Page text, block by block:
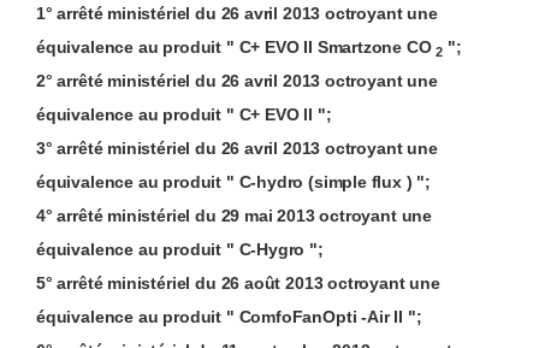
1°arrêté ministériel du 26 avril 2013octroyant une
équivalence au produit " C+ EVO II Smartzone CO2 ";
2°arrêté ministériel du 26 avril 2013octroyant une
équivalence au produit " C+ EVO II ";
3°arrêté ministériel du 26 avril 2013octroyant une
équivalence au produit " C-hydro (simple flux) ";
4°arrêté ministériel du 29 mai 2013octroyant une
équivalence au produit " C-Hygro ";
5°arrêté ministériel du 26 août 2013octroyant une
équivalence au produit " ComfoFanOpti -Air II ";